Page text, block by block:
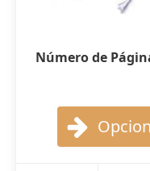
Número de